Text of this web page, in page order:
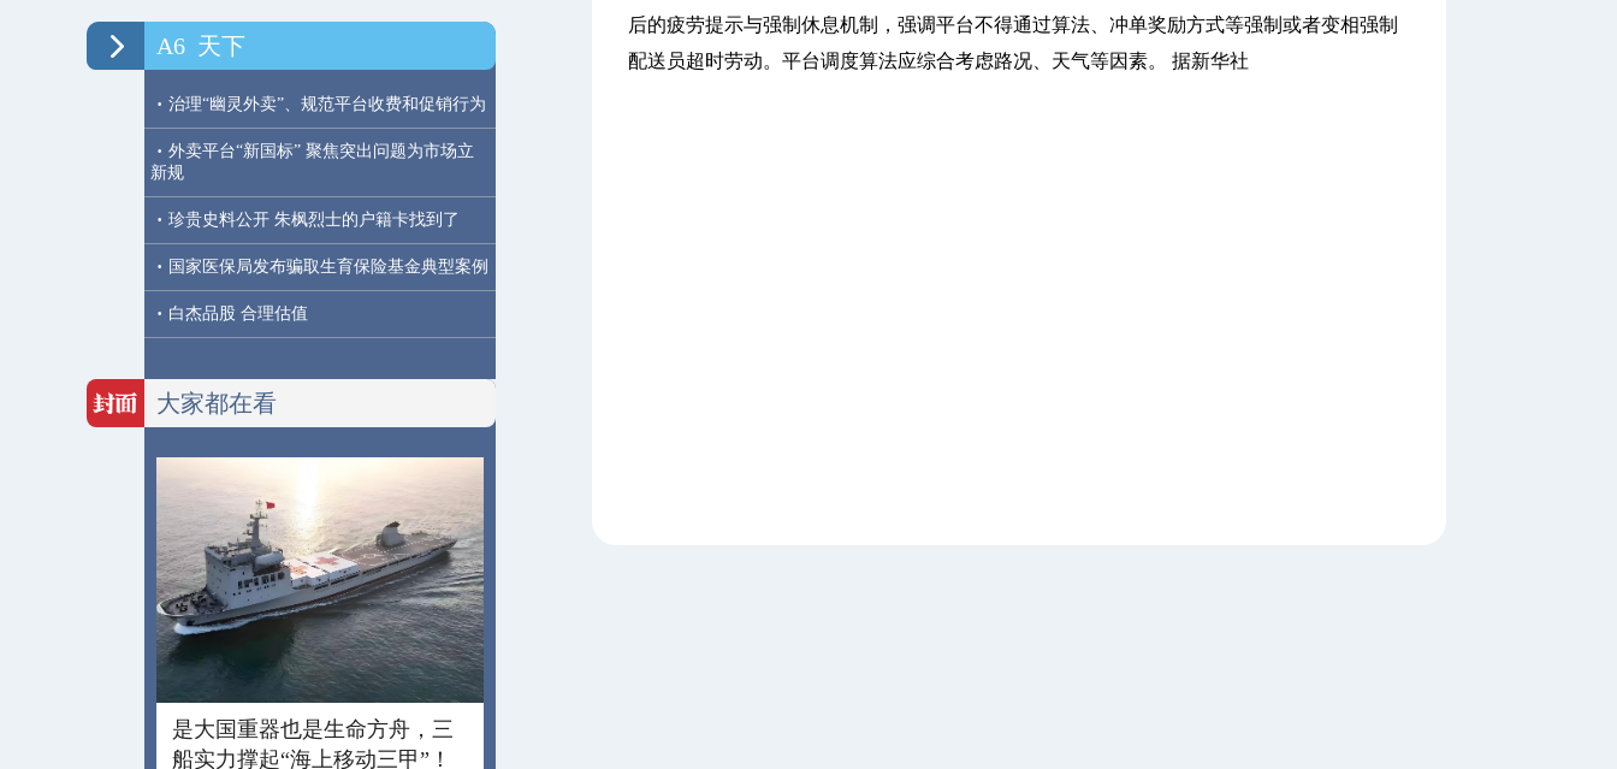
A6 天下
· 治理“幽灵外卖”、规范平台收费和促销行为
· 外卖平台“新国标” 聚焦突出问题为市场立
新规
· 珍贵史料公开 朱枫烈士的户籍卡找到了
· 国家医保局发布骗取生育保险基金典型案例
· 白杰品股 合理估值
大家都在看
是大国重器也是生命方舟，三
船实力撑起“海上移动三甲”！
后的疲劳提示与强制休息机制，强调平台不得通过算法、冲单奖励方式等强制或者变相强制
配送员超时劳动。平台调度算法应综合考虑路况、天气等因素。 据新华社